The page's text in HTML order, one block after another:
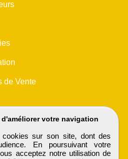
votre navigation
sur son site, dont des
En poursuivant votre
acceptez notre utilisation de
de Vente